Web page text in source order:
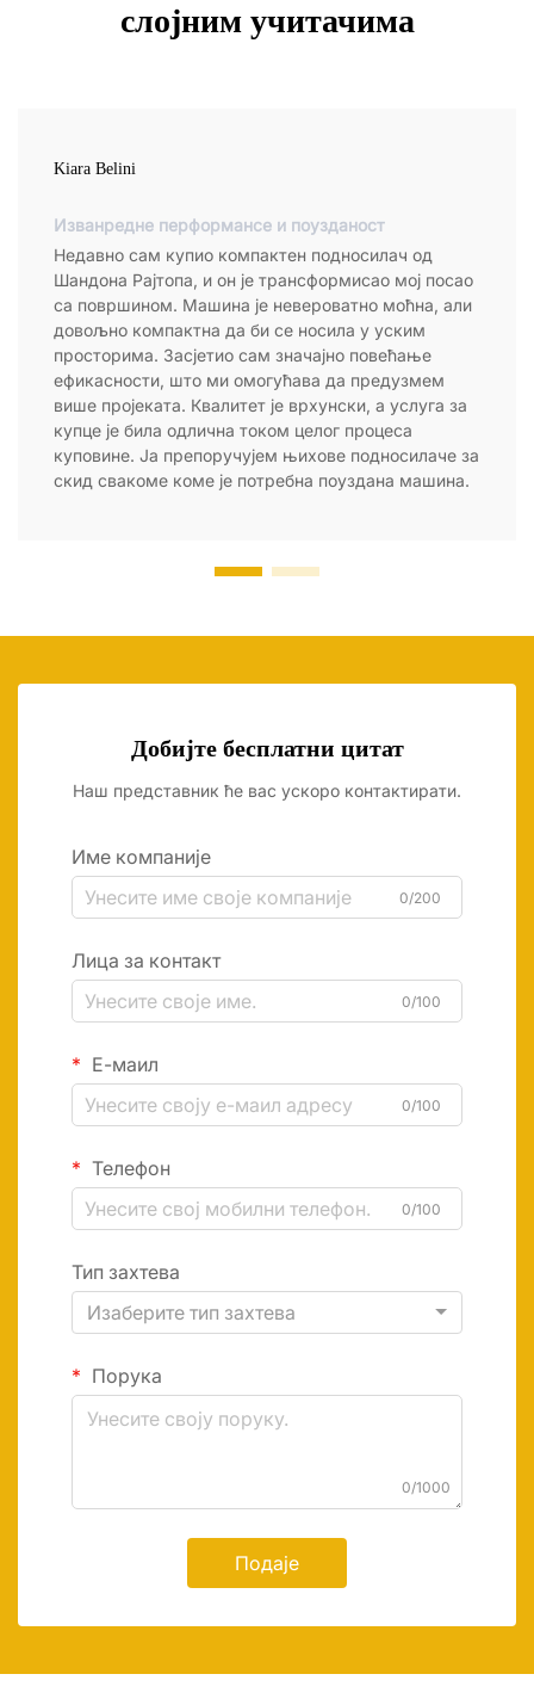
слојним учитачима
Kiara Belini
Изванредне перформансе и поузданост
Недавно сам купио компактен подносилач од
Шандона Рајтопа, и он је трансформисао мој посао
са површином. Машина је невероватно моћна, али
довољно компактна да би се носила у уским
просторима. Засјетио сам значајно повећање
ефикасности, што ми омогућава да предузмем
више пројеката. Квалитет је врхунски, а услуга за
купце је била одлична током целог процеса
куповине. Ја препоручујем њихове подносилаче за
скид свакоме коме је потребна поуздана машина.
Добијте бесплатни цитат
Наш представник ће вас ускоро контактирати.
Име компаније
0/200
Лица за контакт
0/100
Е-маил
0/100
Телефон
0/100
Тип захтева
Изаберите тип захтева
Порука
0/1000
Подаје